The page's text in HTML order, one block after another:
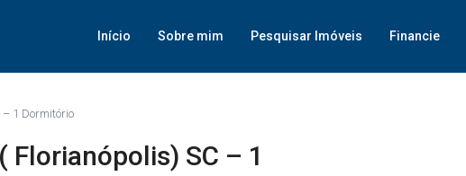
Início Sobre mim Pesquisar Imóveis Financie
1 Dormitório
SC – 1